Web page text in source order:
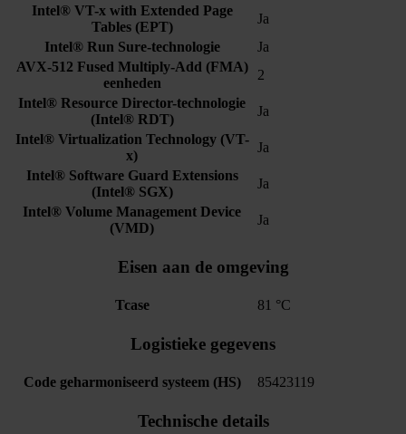
Intel® VT-x with Extended Page
Tables (EPT)
Ja
Intel® Run Sure-technologie
Ja
AVX-512 Fused Multiply-Add (FMA)
eenheden
2
Intel® Resource Director-technologie
(Intel® RDT)
Ja
Intel® Virtualization Technology (VT-
x)
Ja
Intel® Software Guard Extensions
(Intel® SGX)
Ja
Intel® Volume Management Device
(VMD)
Ja
Eisen aan de omgeving
Tcase 81 °C
Logistieke gegevens
Code geharmoniseerd systeem (HS) 85423119
Technische details